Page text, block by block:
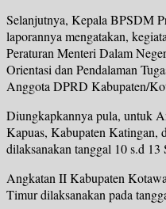
Selanjutnya, Kepala BPSDM
laporannya mengatakan,
Peraturan Menteri Dalam
Orientasi dan Pendalaman
Anggota DPRD Kabupaten/
Diungkapkannya pula, untuk
Kapuas, Kabupaten Katingan,
dilaksanakan tanggal 10 s.d 13
Angkatan II Kabupaten
Timur dilaksanakan pada